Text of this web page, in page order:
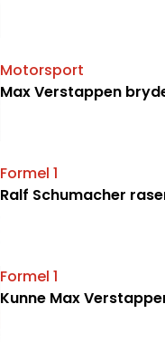
Motorsport
Max Verstappen
Formel 1
Ralf Schumacher
Formel 1
Kunne Max